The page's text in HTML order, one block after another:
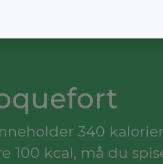
340
100 kcal, må du